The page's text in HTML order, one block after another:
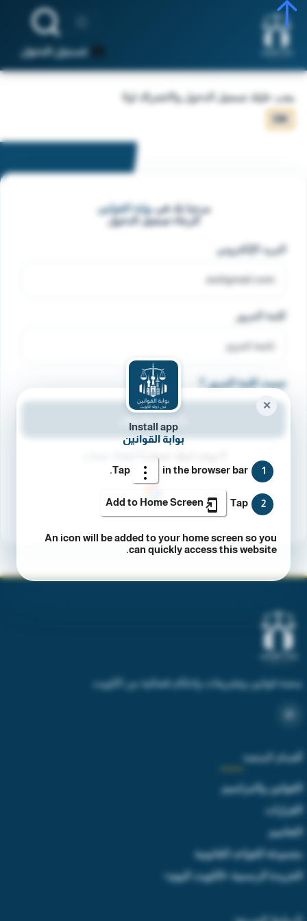
تسجيل الدخول
يجب عليك تسجيل الدخول والاشتراك اولا
OK
مرحبا بك فيبوابة القوانين
الرجاء تسجيل الدخول
البريد الإلكتروني
كلمة المرور
نسيت كلمة المرور ؟
تسجيل الدخول
لا يوجد لديك حساب؟
منصة قوانين وتشريعات واحكام قضائية من الكويت
أقسام المنصة
القوانين والمراسيم
القرارات
التعاميم
مجموعة القواعد القانونية
الجريدة الرسمية «الكويت اليوم»
Install app
بوابة القوانين
1
Tap in the browser bar.
2
Tap
Add to Home Screen
An icon will be added to your home screen so you
can quickly access this website.
✕